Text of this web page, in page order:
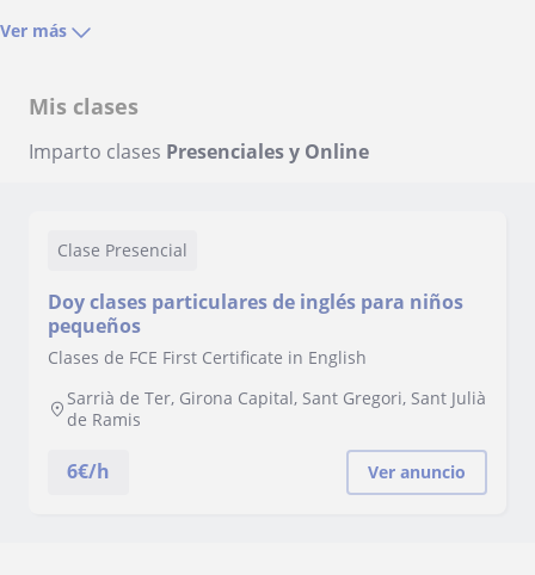
Ver más
Mis clases
Imparto clases Presenciales y Online
Clase Presencial
Doy clases particulares de inglés para niños
pequeños
Clases de FCE First Certificate in English
Sarrià de Ter, Girona Capital, Sant Gregori, Sant Julià
de Ramis
6€/h Ver anuncio